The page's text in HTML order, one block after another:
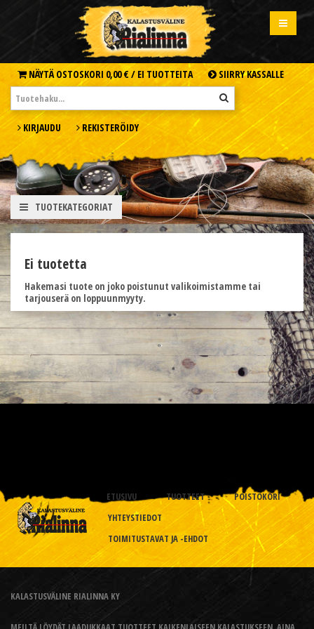
NÄYTÄ OSTOSKORI 0,00 € / EI TUOTTEITA SIIRRY KASSALLE
KIRJAUDU REKISTERÖIDY
TUOTEKATEGORIAT
Ei tuotetta
Hakemasi tuote on joko poistunut valikoimistamme tai
tarjouserä on loppuunmyyty.
ETUSIVU TUOTTEET
POISTOKORI
YHTEYSTIEDOT
TOIMITUSTAVAT JA -EHDOT
KALASTUSVÄLINE RIALINNA KY